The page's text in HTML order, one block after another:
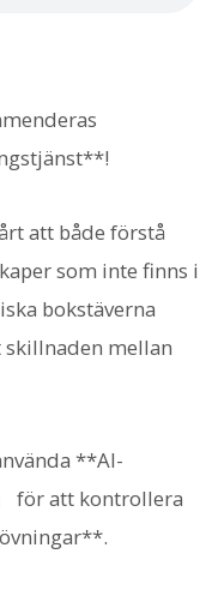
att både förstå
som inte finns i
bokstäverna
skillnaden mellan
**AI-
för att kontrollera